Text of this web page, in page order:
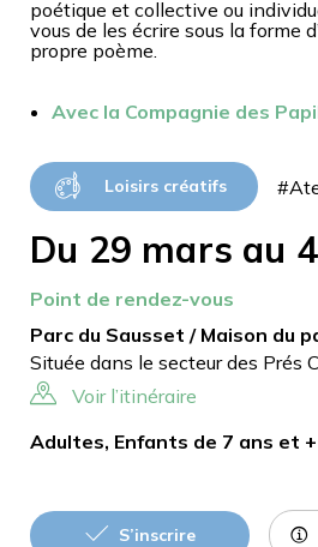
poétique et collective ou
vous de les écrire sous la forme
propre poème.
Avec la Compagnie des
Loisirs créatifs
Du 29 mars au
Point de rendez-vous
Parc du Sausset / Maison du
Située dans le secteur des Prés
Voir l’itinéraire
Adultes, Enfants de 7 ans et +
S’inscrire